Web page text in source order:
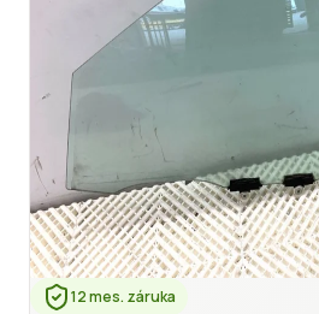
12 mes. záruka